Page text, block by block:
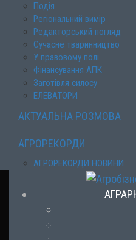
Подія
Регіональний вимір
Редакторський погляд
Сучасне тваринництво
У правовому полі
Фінансування АПК
Заготівля силосу
ЕЛЕВАТОРИ
АКТУАЛЬНА РОЗМОВА
АГРОРЕКОРДИ
АГРОРЕКОРДИ НОВИНИ